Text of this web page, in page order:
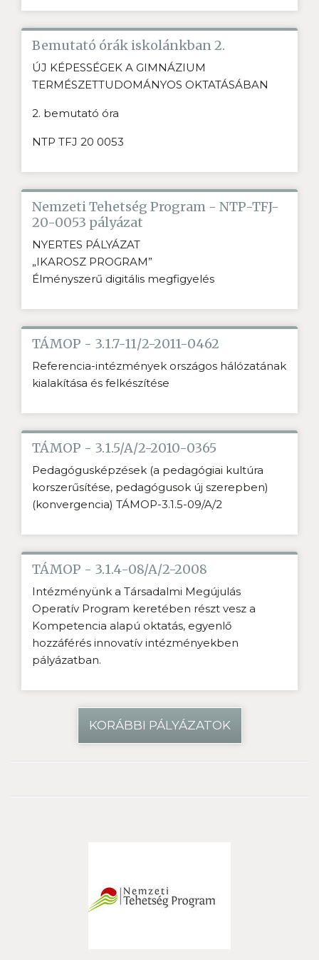
Bemutató órák iskolánkban 2.
ÚJ KÉPESSÉGEK A GIMNÁZIUM
TERMÉSZETTUDOMÁNYOS OKTATÁSÁBAN
2. bemutató óra
NTP TFJ 20 0053
Nemzeti Tehetség Program - NTP-TFJ-
20-0053 pályázat
NYERTES PÁLYÁZAT
„IKAROSZ PROGRAM”
Élményszerű digitális megfigyelés
TÁMOP - 3.1.7-11/2-2011-0462
Referencia-intézmények országos hálózatának
kialakítása és felkészítése
TÁMOP - 3.1.5/A/2-2010-0365
Pedagógusképzések (a pedagógiai kultúra
korszerűsítése, pedagógusok új szerepben)
(konvergencia) TÁMOP-3.1.5-09/A/2
TÁMOP - 3.1.4-08/A/2-2008
Intézményünk a Társadalmi Megújulás
Operatív Program keretében részt vesz a
Kompetencia alapú oktatás, egyenlő
hozzáférés innovatív intézményekben
pályázatban.
KORÁBBI PÁLYÁZATOK